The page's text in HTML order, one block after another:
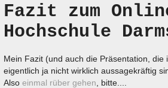
Fazit zum
Hochschule
Mein Fazit (und auch die Präsentation,
eigentlich ja nicht wirklich aussagekräftig
Also einmal rüber gehen , bitte....